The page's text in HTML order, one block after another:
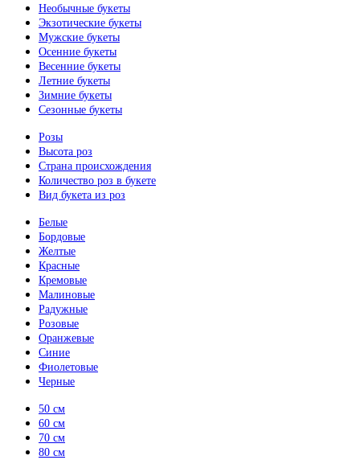
Необычные букеты
Экзотические букеты
Мужские букеты
Осенние букеты
Весенние букеты
Летние букеты
Зимние букеты
Сезонные букеты
Розы
Высота роз
Страна происхождения
Количество роз в букете
Вид букета из роз
Белые
Бордовые
Желтые
Красные
Кремовые
Малиновые
Радужные
Розовые
Оранжевые
Синие
Фиолетовые
Черные
50 см
60 см
70 см
80 см